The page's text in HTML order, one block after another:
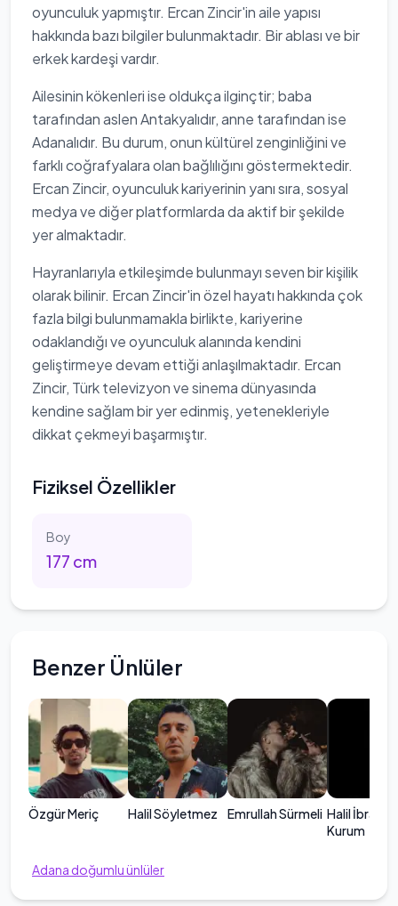
oyunculuk yapmıştır. Ercan Zincir'in aile yapısı
hakkında bazı bilgiler bulunmaktadır. Bir ablası ve bir
erkek kardeşi vardır.
Ailesinin kökenleri ise oldukça ilginçtir; baba
tarafından aslen Antakyalıdır, anne tarafından ise
Adanalıdır. Bu durum, onun kültürel zenginliğini ve
farklı coğrafyalara olan bağlılığını göstermektedir.
Ercan Zincir, oyunculuk kariyerinin yanı sıra, sosyal
medya ve diğer platformlarda da aktif bir şekilde
yer almaktadır.
Hayranlarıyla etkileşimde bulunmayı seven bir kişilik
olarak bilinir. Ercan Zincir'in özel hayatı hakkında çok
fazla bilgi bulunmamakla birlikte, kariyerine
odaklandığı ve oyunculuk alanında kendini
geliştirmeye devam ettiği anlaşılmaktadır. Ercan
Zincir, Türk televizyon ve sinema dünyasında
kendine sağlam bir yer edinmiş, yetenekleriyle
dikkat çekmeyi başarmıştır.
Fiziksel Özellikler
Boy
177 cm
Benzer Ünlüler
Özgür Meriç Halil Söyletmez Emrullah Sürmeli Halil İbrahim
Kurum
Adana doğumlu ünlüler